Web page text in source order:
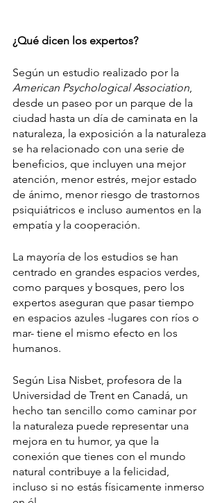
¿Qué dicen los expertos?
Según un estudio realizado por la
American Psychological Association,
desde un paseo por un parque de la
ciudad hasta un día de caminata en la
naturaleza, la exposición a la naturaleza
se ha relacionado con una serie de
beneficios, que incluyen una mejor
atención, menor estrés, mejor estado
de ánimo, menor riesgo de trastornos
psiquiátricos e incluso aumentos en la
empatía y la cooperación.
La mayoría de los estudios se han
centrado en grandes espacios verdes,
como parques y bosques, pero los
expertos aseguran que pasar tiempo
en espacios azules -lugares con ríos o
mar- tiene el mismo efecto en los
humanos.
Según Lisa Nisbet, profesora de la
Universidad de Trent en Canadá, un
hecho tan sencillo como caminar por
la naturaleza puede representar una
mejora en tu humor, ya que la
conexión que tienes con el mundo
natural contribuye a la felicidad,
incluso si no estás físicamente inmerso